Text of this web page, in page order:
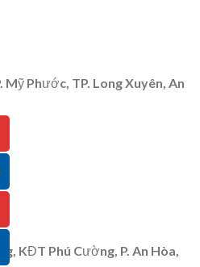
Mỹ Phước, TP. Long Xuyên, An
KĐT Phú Cường, P. An Hòa,